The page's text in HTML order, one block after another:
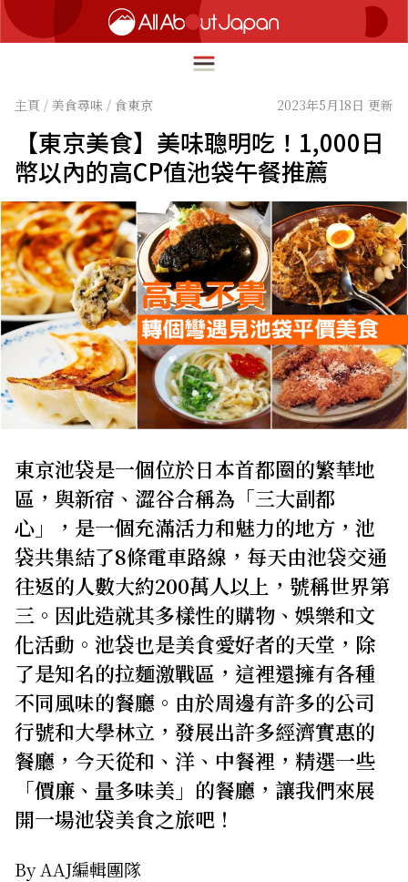
English
简体中文
繁體中文
ภาษาไทย
한국어
日本語
HOME
深度旅遊
美食尋味
流行文化
創新趨勢
在地故事
主頁 / 美食尋味 / 食東京 2023年5月18日 更新
【東京美食】美味聰明吃！1,000日
幣以內的高CP值池袋午餐推薦
東京池袋是一個位於日本首都圈的繁華地
區，與新宿、澀谷合稱為「三大副都
心」，是一個充滿活力和魅力的地方，池
袋共集結了8條電車路線，每天由池袋交通
往返的人數大約200萬人以上，號稱世界第
三。因此造就其多樣性的購物、娛樂和文
化活動。池袋也是美食愛好者的天堂，除
了是知名的拉麵激戰區，這裡還擁有各種
不同風味的餐廳。由於周邊有許多的公司
行號和大學林立，發展出許多經濟實惠的
餐廳，今天從和、洋、中餐裡，精選一些
「價廉、量多味美」的餐廳，讓我們來展
開一場池袋美食之旅吧！
By AAJ編輯團隊